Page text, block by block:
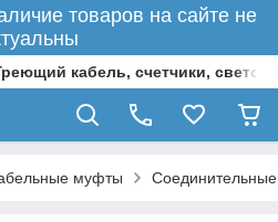
товаров на сайте не
кабель, счетчики,
муфты